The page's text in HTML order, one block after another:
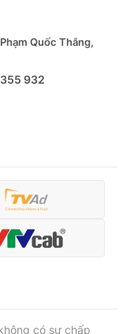
Quốc Thắng,
932
có sự chấp